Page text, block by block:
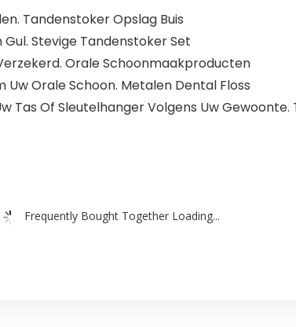
Tandenstoker Opslag Buis
Stevige Tandenstoker Set
Orale Schoonmaakproducten
Orale Schoon. Metalen Dental Floss
Tas Of Sleutelhanger Volgens Uw
Frequently Bought Together Loading...